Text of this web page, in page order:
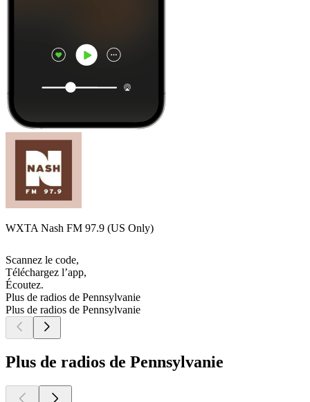
WXTA Nash FM 97.9 (US Only)
Scannez le code,
Téléchargez l’app,
Écoutez.
Plus de radios de Pennsylvanie
Plus de radios de Pennsylvanie
Plus de radios de Pennsylvanie